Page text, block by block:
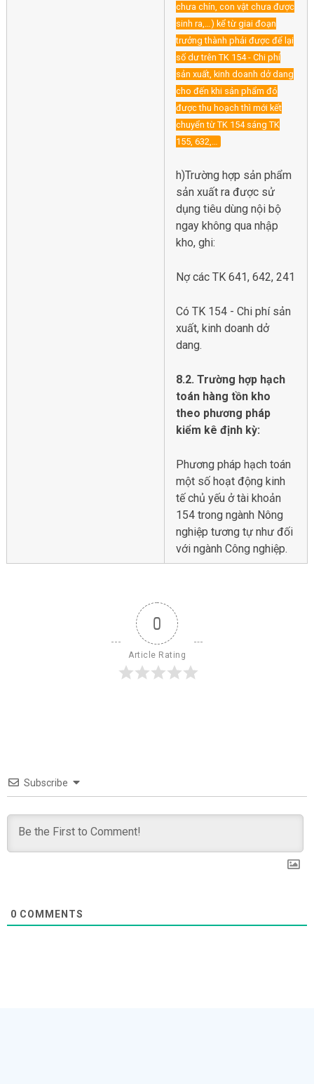
chưa chín, con vật chưa được
sinh ra,…) kể từ giai đoạn
trưởng thành phải được để lại
số dư trên TK 154 - Chi phí
sản xuất, kinh doanh dở dang
cho đến khi sản phẩm đó
được thu hoạch thì mới kết
chuyển từ TK 154 sáng TK
155, 632,…
h)Trường hợp sản phẩm
sản xuất ra được sử
dụng tiêu dùng nội bộ
ngay không qua nhập
kho, ghi:
Nợ các TK 641, 642, 241
Có TK 154 - Chi phí sản
xuất, kinh doanh dở
dang.
8.2. Trường hợp hạch
toán hàng tồn kho
theo phương pháp
kiểm kê định kỳ:
Phương pháp hạch toán
một số hoạt động kinh
tế chủ yếu ở tài khoản
154 trong ngành Nông
nghiệp tương tự như đối
với ngành Công nghiệp.
0
Article Rating
Subscribe
0 COMMENTS